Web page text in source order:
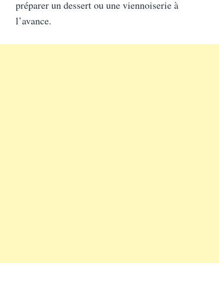
préparer un dessert ou une viennoiserie à
l’avance.